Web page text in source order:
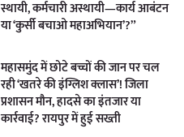
स्थायी, कर्मचारी अस्थायी—कार्य आबंटन
या ‘कुर्सी बचाओ महाअभियान’?”
महासमुंद में छोटे बच्चों की जान पर चल
रही ‘खतरे की इंग्लिश क्लास’! जिला
प्रशासन मौन, हादसे का इंतजार या
कार्रवाई? रायपुर में हुई सख्ती